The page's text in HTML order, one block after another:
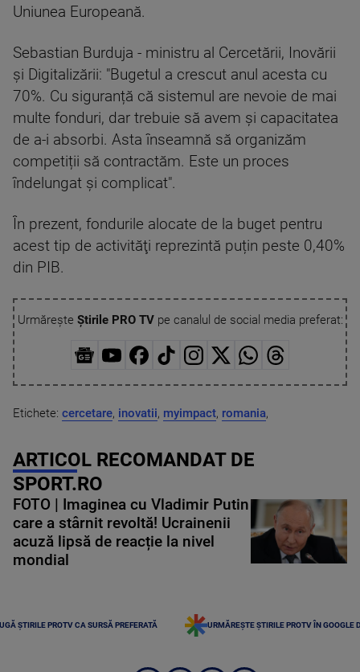
Uniunea Europeană.
Sebastian Burduja - ministru al Cercetării, Inovării
și Digitalizării: "Bugetul a crescut anul acesta cu
70%. Cu siguranță că sistemul are nevoie de mai
multe fonduri, dar trebuie să avem și capacitatea
de a-i absorbi. Asta înseamnă să organizăm
competiții să contractăm. Este un proces
îndelungat și complicat".
În prezent, fondurile alocate de la buget pentru
acest tip de activităţi reprezintă puțin peste 0,40%
din PIB.
Urmărește Știrile PRO TVpe canalul de social media preferat:
Etichete: cercetare, inovatii, myimpact, romania,
ARTICOL RECOMANDAT DE
SPORT.RO
FOTO | Imaginea cu Vladimir Putin
care a stârnit revoltă! Ucrainenii
acuză lipsă de reacție la nivel
mondial
ȘTIRILE PROTV CA SURSĂ PREFERATĂ URMĂREȘTE ȘTIRILE PROTV ÎN GOOGLE